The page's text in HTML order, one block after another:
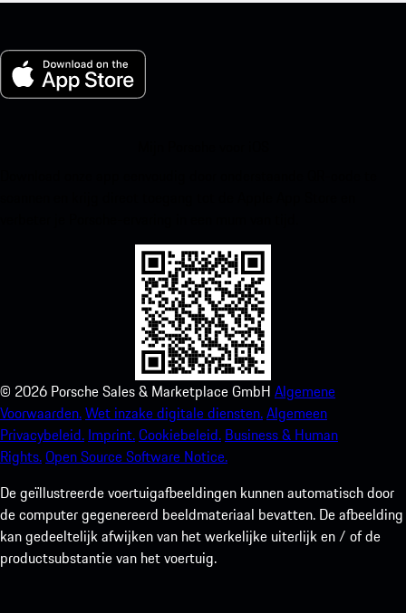
© 2026 Porsche Sales & Marketplace GmbH Algemene
Voorwaarden.Wet inzake digitale diensten.Algemeen
Privacybeleid. Imprint.Cookiebeleid. Business & Human
Rights.Open Source Software Notice.
De geïllustreerde voertuigafbeeldingen kunnen automatisch door
de computer gegenereerd beeldmateriaal bevatten. De afbeelding
kan gedeeltelijk afwijken van het werkelijke uiterlijk en / of de
productsubstantie van het voertuig.